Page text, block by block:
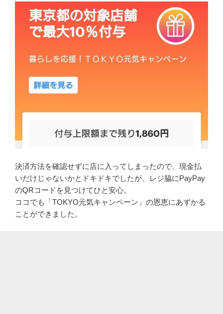
決済方法を確認せずに店に入ってしまったので、現金払
いだけじゃないかとドキドキでしたが、レジ脇にPayPay
のQRコードを見つけてひと安心。
ココでも「TOKYO元気キャンペーン」の恩恵にあずかる
ことができました。